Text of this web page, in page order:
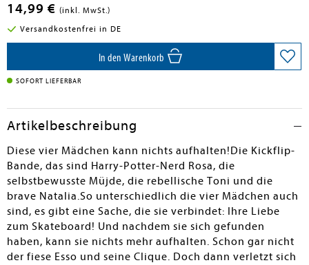
14,99 € (inkl. MwSt.)
Versandkostenfrei in DE
In den Warenkorb
SOFORT LIEFERBAR
Artikelbeschreibung
Diese vier Mädchen kann nichts aufhalten!Die Kickflip-
Bande, das sind Harry-Potter-Nerd Rosa, die
selbstbewusste Müjde, die rebellische Toni und die
brave Natalia.So unterschiedlich die vier Mädchen auch
sind, es gibt eine Sache, die sie verbindet: Ihre Liebe
zum Skateboard! Und nachdem sie sich gefunden
haben, kann sie nichts mehr aufhalten. Schon gar nicht
der fiese Esso und seine Clique. Doch dann verletzt sich